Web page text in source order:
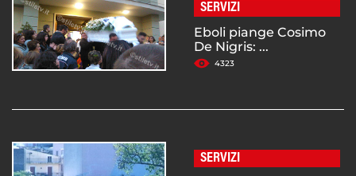
SERVIZI
Eboli piange Cosimo
De Nigris: ...
4323
SERVIZI